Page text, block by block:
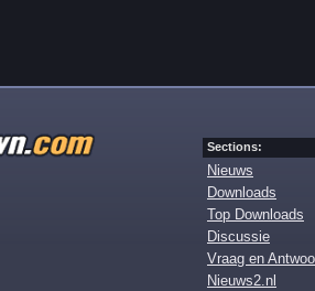
Sections:
Nieuws
Downloads
Top Downloads
Discussie
Vraag en
Nieuws2.nl